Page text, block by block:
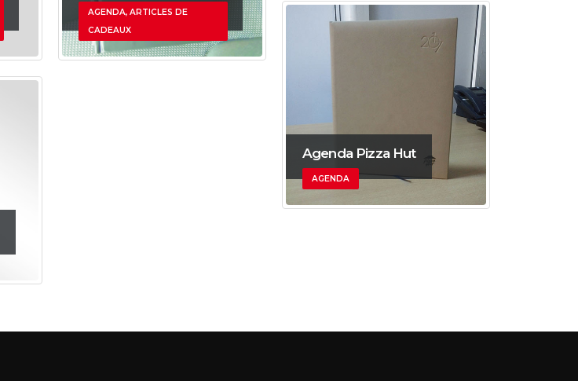
AGENDA, ARTICLES DE
CADEAUX
Agenda Pizza Hut
AGENDA